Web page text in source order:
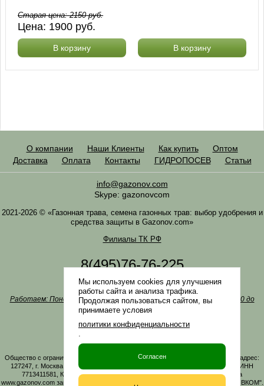
Старая цена:2150руб.
Цена: 1900 руб.
В корзину В корзину
О компании Наши Клиенты Как купить
Оптом
Доставка
Оплата Контакты ГИДРОПОСЕВ Статьи
info@gazonov.com
Skype: gazonovcom
2021-2026 © «Газонная трава, семена газонных трав: выбор удобрения и
средства защиты в Gazonov.com»
Филиалы ТК РФ
8(495)76-76-225
8(985)76-76-335
Наша почтаinfo@gazonov.com
Работаем: Понедельник-четверг с 10:00 до 18:00, пятница - с 10:00 до
17:00
Наши награды и письма
Политика конфиденциальности
Заказать обратный звонок
Общество с ограниченной ответственностью «ГАЗОНОВКОМ» Юридический адрес:
127247, г. Москва, Дмитровское ш., д. 100, стр. 2, этаж 01, помещение 3106 ИНН
7713411581, КПП 771301001 ОГРН 1167746161219. Все материалы сайта
www.gazonov.com защищены авторским правом и принадлежат ООО "ГАЗОНОВКОМ".
Мы используем cookies для улучшения
работы сайта и анализа трафика.
Продолжая пользоваться сайтом, вы
принимаете условия
политики конфиденциальности
.
Согласен